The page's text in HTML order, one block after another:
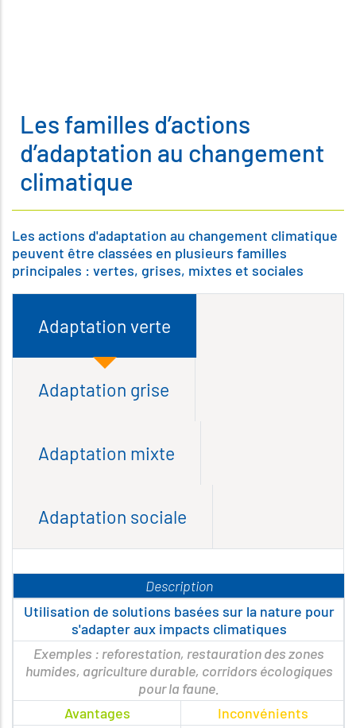
Les familles d’actions
d’adaptation au changement
climatique
Les actions d'adaptation au changement climatique
peuvent être classées en plusieurs familles
principales : vertes, grises, mixtes et sociales
Adaptation verte
Adaptation grise
Adaptation mixte
Adaptation sociale
Description
Utilisation de solutions basées sur la nature pour
s'adapter aux impacts climatiques
Exemples : reforestation, restauration des zones
humides, agriculture durable, corridors écologiques
pour la faune.
Avantages
Inconvénients